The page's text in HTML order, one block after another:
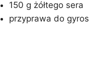
150 g żółtego sera
przyprawa do